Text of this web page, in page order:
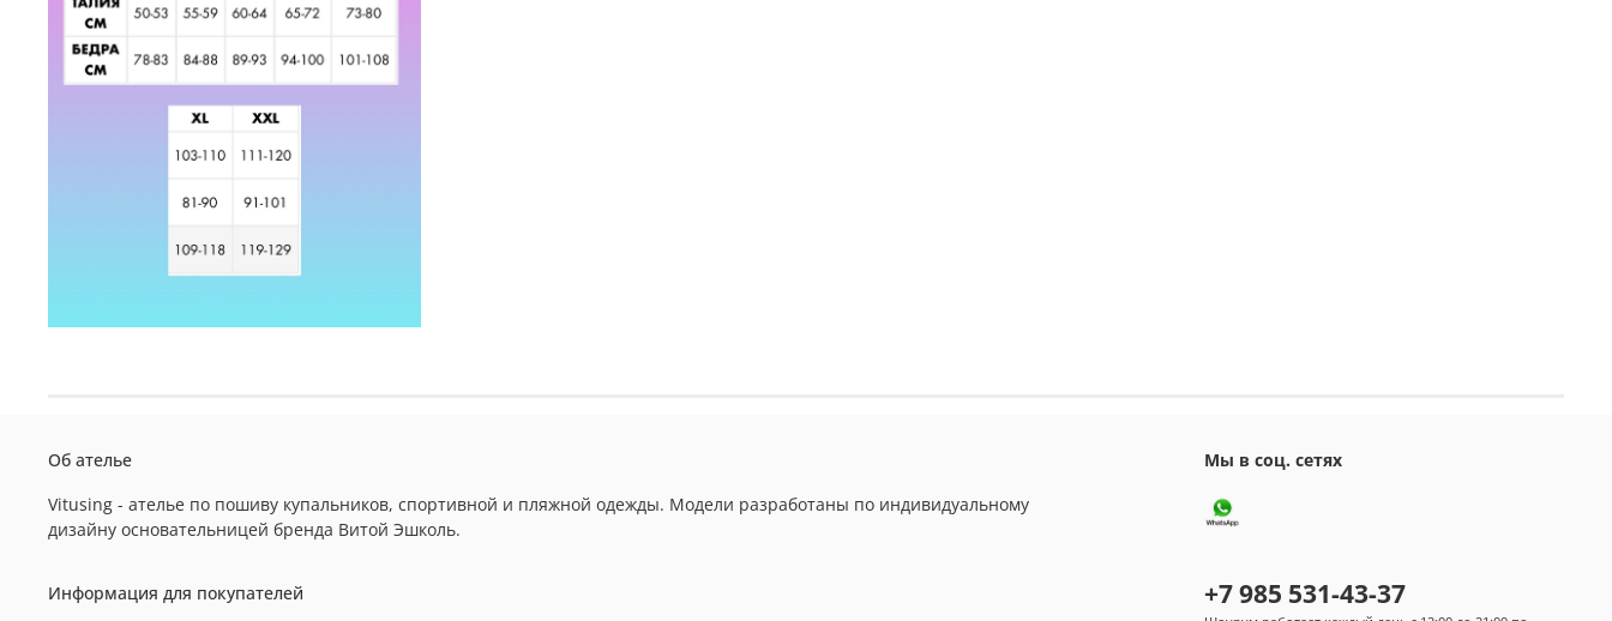
Об ателье
Vitusing - ателье по пошиву купальников, спортивной и пляжной одежды. Модели разработаны по индивидуальному
дизайну основательницей бренда Витой Эшколь.
Информация для покупателей
Мы в соц. сетях
+7 985 531-43-37